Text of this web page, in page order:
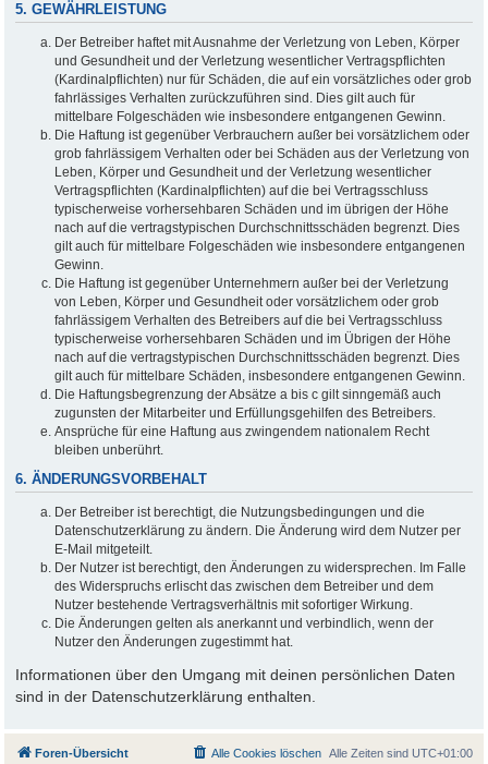
5. GEWÄHRLEISTUNG
Der Betreiber haftet mit Ausnahme der Verletzung von Leben, Körper
und Gesundheit und der Verletzung wesentlicher Vertragspflichten
(Kardinalpflichten) nur für Schäden, die auf ein vorsätzliches oder grob
fahrlässiges Verhalten zurückzuführen sind. Dies gilt auch für
mittelbare Folgeschäden wie insbesondere entgangenen Gewinn.
Die Haftung ist gegenüber Verbrauchern außer bei vorsätzlichem oder
grob fahrlässigem Verhalten oder bei Schäden aus der Verletzung von
Leben, Körper und Gesundheit und der Verletzung wesentlicher
Vertragspflichten (Kardinalpflichten) auf die bei Vertragsschluss
typischerweise vorhersehbaren Schäden und im übrigen der Höhe
nach auf die vertragstypischen Durchschnittsschäden begrenzt. Dies
gilt auch für mittelbare Folgeschäden wie insbesondere entgangenen
Gewinn.
Die Haftung ist gegenüber Unternehmern außer bei der Verletzung
von Leben, Körper und Gesundheit oder vorsätzlichem oder grob
fahrlässigem Verhalten des Betreibers auf die bei Vertragsschluss
typischerweise vorhersehbaren Schäden und im Übrigen der Höhe
nach auf die vertragstypischen Durchschnittsschäden begrenzt. Dies
gilt auch für mittelbare Schäden, insbesondere entgangenen Gewinn.
Die Haftungsbegrenzung der Absätze a bis c gilt sinngemäß auch
zugunsten der Mitarbeiter und Erfüllungsgehilfen des Betreibers.
Ansprüche für eine Haftung aus zwingendem nationalem Recht
bleiben unberührt.
6. ÄNDERUNGSVORBEHALT
Der Betreiber ist berechtigt, die Nutzungsbedingungen und die
Datenschutzerklärung zu ändern. Die Änderung wird dem Nutzer per
E-Mail mitgeteilt.
Der Nutzer ist berechtigt, den Änderungen zu widersprechen. Im Falle
des Widerspruchs erlischt das zwischen dem Betreiber und dem
Nutzer bestehende Vertragsverhältnis mit sofortiger Wirkung.
Die Änderungen gelten als anerkannt und verbindlich, wenn der
Nutzer den Änderungen zugestimmt hat.
Informationen über den Umgang mit deinen persönlichen Daten
sind in der Datenschutzerklärung enthalten.
Foren-Übersicht Alle Zeiten sind UTC+01:00
Alle Cookies löschen